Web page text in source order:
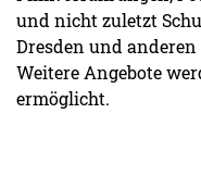
und nicht zuletzt
Dresden und
Weitere Angebote
ermöglicht.